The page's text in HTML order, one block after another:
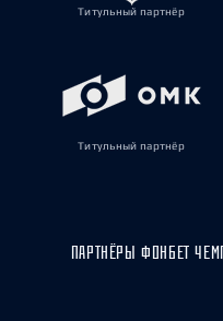
Титульный партнёр
Титульный партнёр
ПАРТНЁРЫ ФОНБЕТ